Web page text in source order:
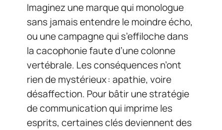
Imaginez une marque qui monologue
sans jamais entendre le moindre écho,
ou une campagne qui s’effiloche dans
la cacophonie faute d’une colonne
vertébrale. Les conséquences n’ont
rien de mystérieux : apathie, voire
désaffection. Pour bâtir une stratégie
de communication qui imprime les
esprits, certaines clés deviennent des